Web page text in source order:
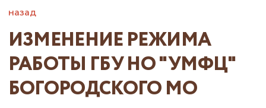
назад
ИЗМЕНЕНИЕ РЕЖИМА
РАБОТЫ ГБУ НО "УМФЦ"
БОГОРОДСКОГО МО